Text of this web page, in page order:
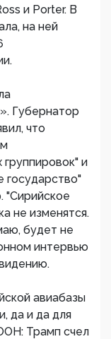
и Porter. В
на ней
Губернатор
что
и
государство"
"Сирийское
не изменятся.
будет не
интервью
авиабазы
да и да для
Трамп счел